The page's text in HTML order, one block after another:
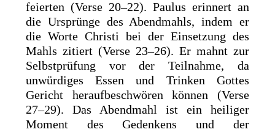
feierten (Verse 20–22). Paulus erinnert an
die Ursprünge des Abendmahls, indem er
die Worte Christi bei der Einsetzung des
Mahls zitiert (Verse 23–26). Er mahnt zur
Selbstprüfung vor der Teilnahme, da
unwürdiges Essen und Trinken Gottes
Gericht heraufbeschwören können (Verse
27–29). Das Abendmahl ist ein heiliger
Moment des Gedenkens und der